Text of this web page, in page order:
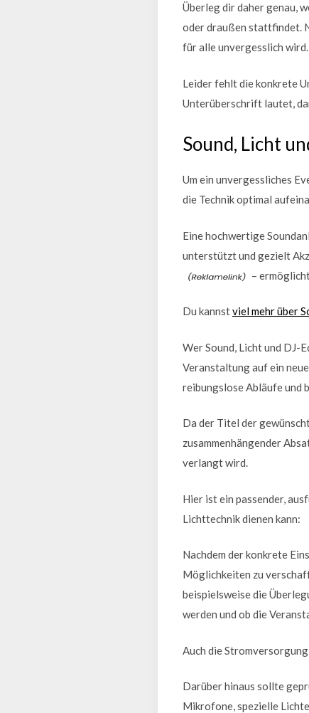
Überleg dir daher genau,
oder draußen stattfindet.
für alle unvergesslich wird.
Leider fehlt die konkrete
Unterüberschrift lautet,
Sound, Licht
Um ein unvergessliches
die Technik optimal
Eine hochwertige
unterstützt und gezielt
–
Du kannstviel mehr über
Wer Sound, Licht und DJ-
Veranstaltung auf ein
reibungslose Abläufe und
Da der Titel der
zusammenhängender
verlangt wird.
Hier ist ein passender,
Lichttechnik dienen kann:
Nachdem der konkrete
Möglichkeiten zu
beispielsweise die
werden und ob die
Auch die
Darüber hinaus sollte
Mikrofone, spezielle